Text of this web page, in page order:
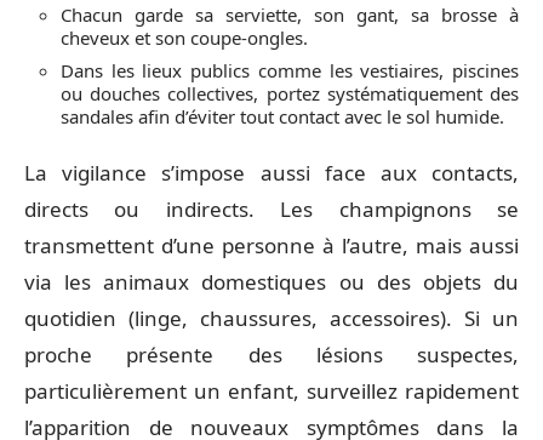
Chacun garde sa serviette, son gant, sa brosse à
cheveux et son coupe-ongles.
Dans les lieux publics comme les vestiaires, piscines
ou douches collectives, portez systématiquement des
sandales afin d’éviter tout contact avec le sol humide.
La vigilance s’impose aussi face aux contacts,
directs ou indirects. Les champignons se
transmettent d’une personne à l’autre, mais aussi
via les animaux domestiques ou des objets du
quotidien (linge, chaussures, accessoires). Si un
proche présente des lésions suspectes,
particulièrement un enfant, surveillez rapidement
l’apparition de nouveaux symptômes dans la